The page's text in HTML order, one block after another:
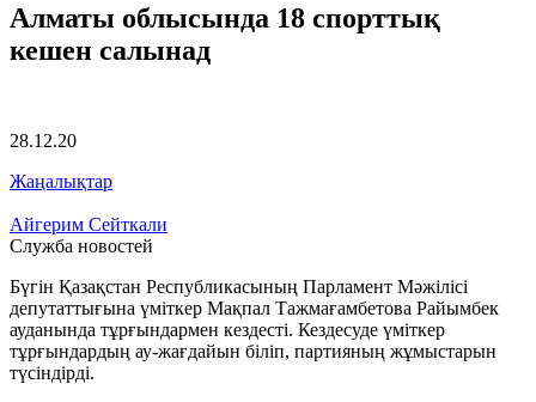
Алматы облысында 18 спорттық
кешен салынад
28.12.20
Жаңалықтар
Айгерим Сейткали
Служба новостей
Бүгін Қазақстан Республикасының Парламент Мәжілісі
депутаттығына үміткер Мақпал Тажмағамбетова Райымбек
ауданында тұрғындармен кездесті. Кездесуде үміткер
тұрғындардың ау-жағдайын біліп, партияның жұмыстарын
түсіндірді.